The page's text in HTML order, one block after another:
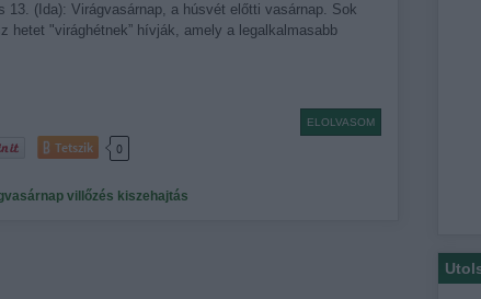
13. (Ida): Virágvasárnap, a húsvét előtti vasárnap. Sok
hetet "virághétnek” hívják, amely a legalkalmasabb
ELOLVASOM
Tetszik 0
villőzés kiszehajtás